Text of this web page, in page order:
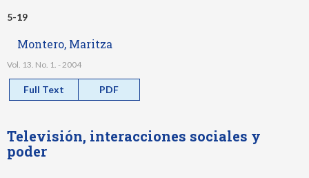
5-19
Montero, Maritza
Vol. 13. No. 1. - 2004
Full Text PDF
Televisión, interacciones sociales y
poder